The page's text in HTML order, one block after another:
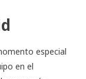
especial
en el